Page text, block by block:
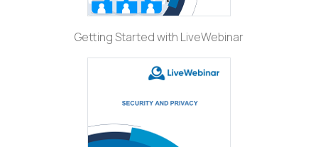
Getting Started with LiveWebinar